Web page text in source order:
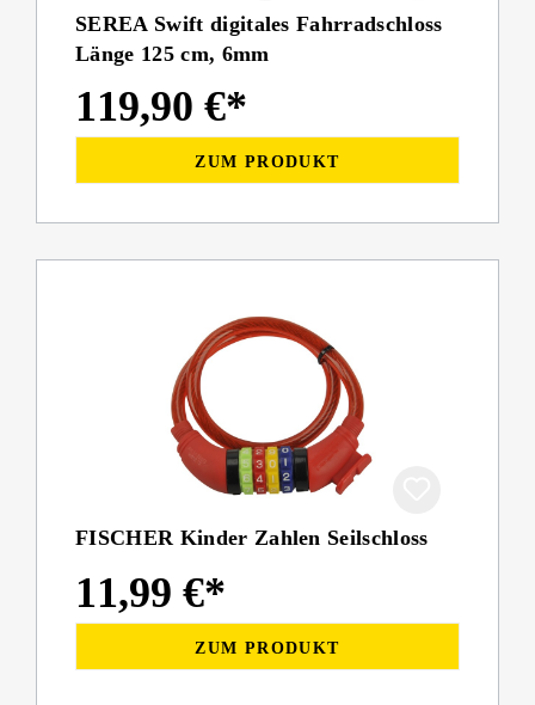
SEREA Swift digitales Fahrradschloss
Länge 125 cm, 6mm
119,90 €*
ZUM PRODUKT
FISCHER Kinder Zahlen Seilschloss
11,99 €*
ZUM PRODUKT